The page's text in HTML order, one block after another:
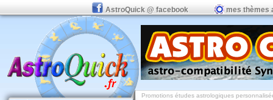
AstroQuick @ facebook mes thèmes
Promotions études astrologiques